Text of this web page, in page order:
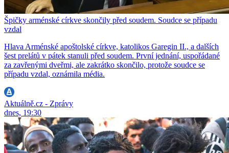
Špičky arménské církve skončily před soudem. Soudce se případu
vzdal
Hlava Arménské apoštolské církve, katolikos Garegin II., a dalších
šest prelátů v pátek stanuli před soudem. První jednání, uspořádané
za zavřenými dveřmi, ale zakrátko skončilo, protože soudce se
případu vzdal, oznámila média.
Aktuálně.cz - Zprávy
dnes, 19:30